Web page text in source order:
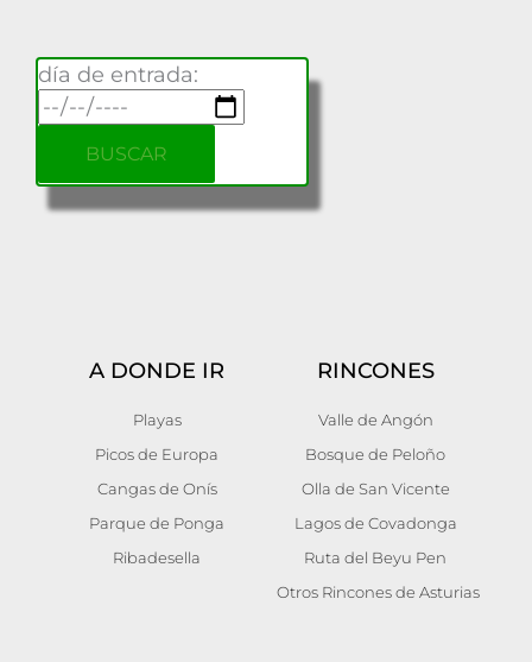
día de entrada:
A DONDE IR
Playas
Picos de Europa
Cangas de Onís
Parque de Ponga
Ribadesella
RINCONES
Valle de Angón
Bosque de Peloño
Olla de San Vicente
Lagos de Covadonga
Ruta del Beyu Pen
Otros Rincones de Asturias